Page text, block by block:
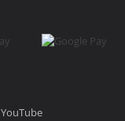
YouTube